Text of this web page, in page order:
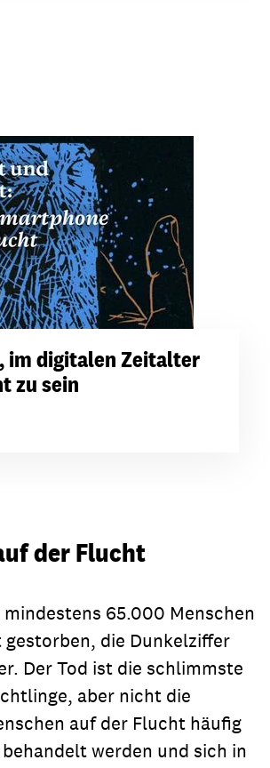
im digitalen Zeitalter
zu sein
der Flucht
mindestens 65.000 Menschen
die Dunkelziffer
Der Tod ist die schlimmste
aber nicht die
auf der Flucht häufig
werden und sich in